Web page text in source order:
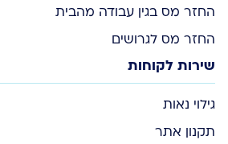
החזר מס בגין עבודה מהבית
החזר מס לגרושים
שירות לקוחות
גילוי נאות
תקנון אתר